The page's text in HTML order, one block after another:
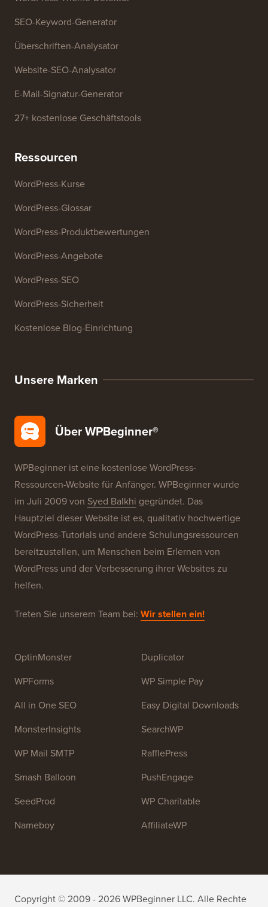
SEO-Keyword-Generator
Überschriften-Analysator
Website-SEO-Analysator
E-Mail-Signatur-Generator
27+ kostenlose Geschäftstools
Ressourcen
WordPress-Kurse
WordPress-Glossar
WordPress-Produktbewertungen
WordPress-Angebote
WordPress-SEO
WordPress-Sicherheit
Kostenlose Blog-Einrichtung
Unsere Marken
Über WPBeginner®
WPBeginner ist eine kostenlose WordPress-
Ressourcen-Website für Anfänger. WPBeginner wurde
im Juli 2009 von Syed Balkhi gegründet. Das
Hauptziel dieser Website ist es, qualitativ hochwertige
WordPress-Tutorials und andere Schulungsressourcen
bereitzustellen, um Menschen beim Erlernen von
WordPress und der Verbesserung ihrer Websites zu
helfen.
Treten Sie unserem Team bei: Wir stellen ein!
OptinMonster
WPForms
All in One SEO
MonsterInsights
WP Mail SMTP
Smash Balloon
SeedProd
Nameboy
Duplicator
WP Simple Pay
Easy Digital Downloads
SearchWP
RafflePress
PushEngage
WP Charitable
AffiliateWP
Copyright © 2009 - 2026 WPBeginner LLC. Alle Rechte